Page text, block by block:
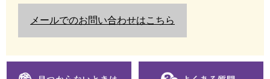
メールでのお問い合わせはこちら